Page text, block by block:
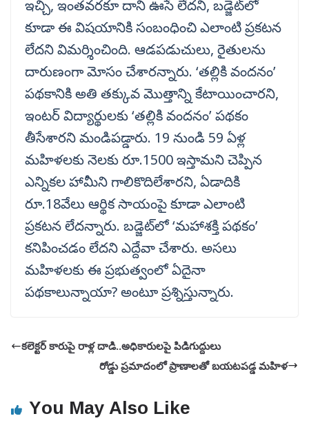
ఇచ్చి, ఇంతవరకూ దాని ఊసే లేదని, బడ్జెట్‌లో
కూడా ఈ విషయానికి సంబంధించి ఎలాంటి ప్రకటన
లేదని విమర్శించింది. ఆడపడుచులు, రైతులను
దారుణంగా మోసం చేశారన్నారు. ‘తల్లికి వందనం’
పథకానికి అతి తక్కువ మొత్తాన్ని కేటాయించారని,
ఇంటర్ విద్యార్థులకు ‘తల్లికి వందనం’ పథకం
తీసేశారని మండిపడ్డారు. 19 నుండి 59 ఏళ్ల
మహిళలకు నెలకు రూ.1500 ఇస్తామని చెప్పిన
ఎన్నికల హామీని గాలికొదిలేశారని, ఏడాదికి
రూ.18వేలు ఆర్థిక సాయంపై కూడా ఎలాంటి
ప్రకటన లేదన్నారు. బడ్జెట్‌లో ‘మహాశక్తి పథకం’
కనిపించడం లేదని ఎద్దేవా చేశారు. అసలు
మహిళలకు ఈ ప్రభుత్వంలో ఏదైనా
పథకాలున్నాయా? అంటూ ప్రశ్నిస్తున్నారు.
క‌లెక్ట‌ర్ కారుపై రాళ్ల దాడి..అధికారుల‌పై పిడిగుద్దులు
రోడ్డు ప్రమాదంలో ప్రాణాలతో బయటపడ్డ మహిళ
You May Also Like